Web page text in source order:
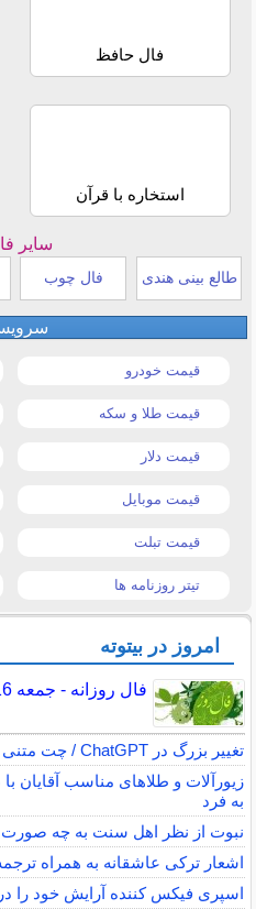
فال حافظ
استخاره با قرآن
سایر
طالع بینی هندی فال چوب
قیمت خودرو
قیمت طلا و سکه
قیمت دلار
قیمت موبایل
قیمت تبلت
تیتر روزنامه ها
امروز در بیتوته
فال روزانه - جمعه 16 مرداد 1405
تغییر بزرگ در ChatGPT / چت متنی نامحدود و رایگان
زیورآلات و طلاهای مناسب آقایان
به فرد
نبوت از نظر اهل سنت به چه
اشعار ترکی عاشقانه به همراه
اسپری فیکس کننده آرایش خود را در